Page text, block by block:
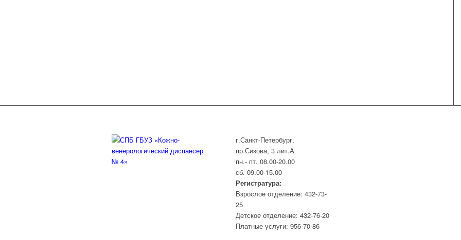
г.Санкт-Петербург,
пр.Сизова, 3 лит.А
пн.- пт. 08.00-20.00
сб. 09.00-15.00
Регистратура:
Взрослое отделение: 432-73-
25
Детское отделение: 432-76-20
Платные услуги: 956-70-86